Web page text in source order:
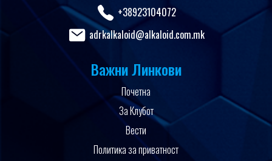
+38923104072
adrkalkaloid@alkaloid.com.mk
Важни Линкови
Почетна
За Клубот
Вести
Политика за приватност